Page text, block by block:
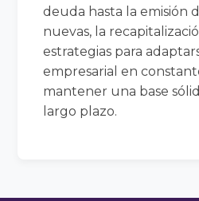
deuda hasta la emisión
nuevas, la
estrategias para
empresarial en
mantener una base
largo plazo.